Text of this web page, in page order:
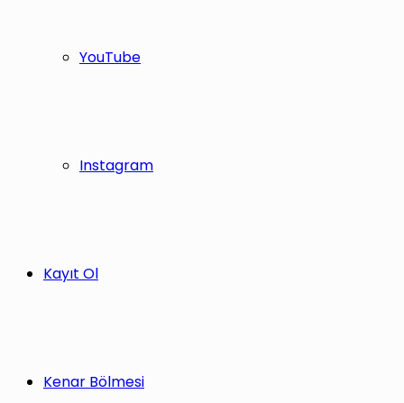
YouTube
Instagram
Kayıt Ol
Kenar Bölmesi